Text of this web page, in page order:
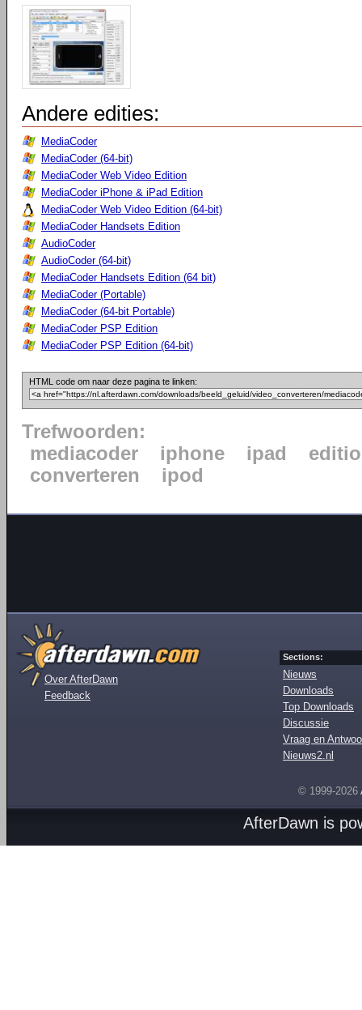
Andere edities:
MediaCoder
MediaCoder (64-bit)
MediaCoder Web Video Edition
MediaCoder iPhone & iPad Edition
MediaCoder Web Video Edition (64-bit)
MediaCoder Handsets Edition
AudioCoder
AudioCoder (64-bit)
MediaCoder Handsets Edition (64 bit)
MediaCoder (Portable)
MediaCoder (64-bit Portable)
MediaCoder PSP Edition
MediaCoder PSP Edition (64-bit)
HTML code om naar deze pagina te linken:
Trefwoorden:
mediacoder
iphone ipad
converteren
ipod
Over AfterDawn
Feedback
Sections:
Nieuws
Downloads
Top Downloads
Discussie
Vraag en
Nieuws2.nl
© 1999-2026
AfterDawn is